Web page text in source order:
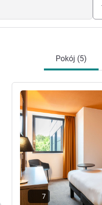
Pokój (5)
Pokaż szczegóły
7